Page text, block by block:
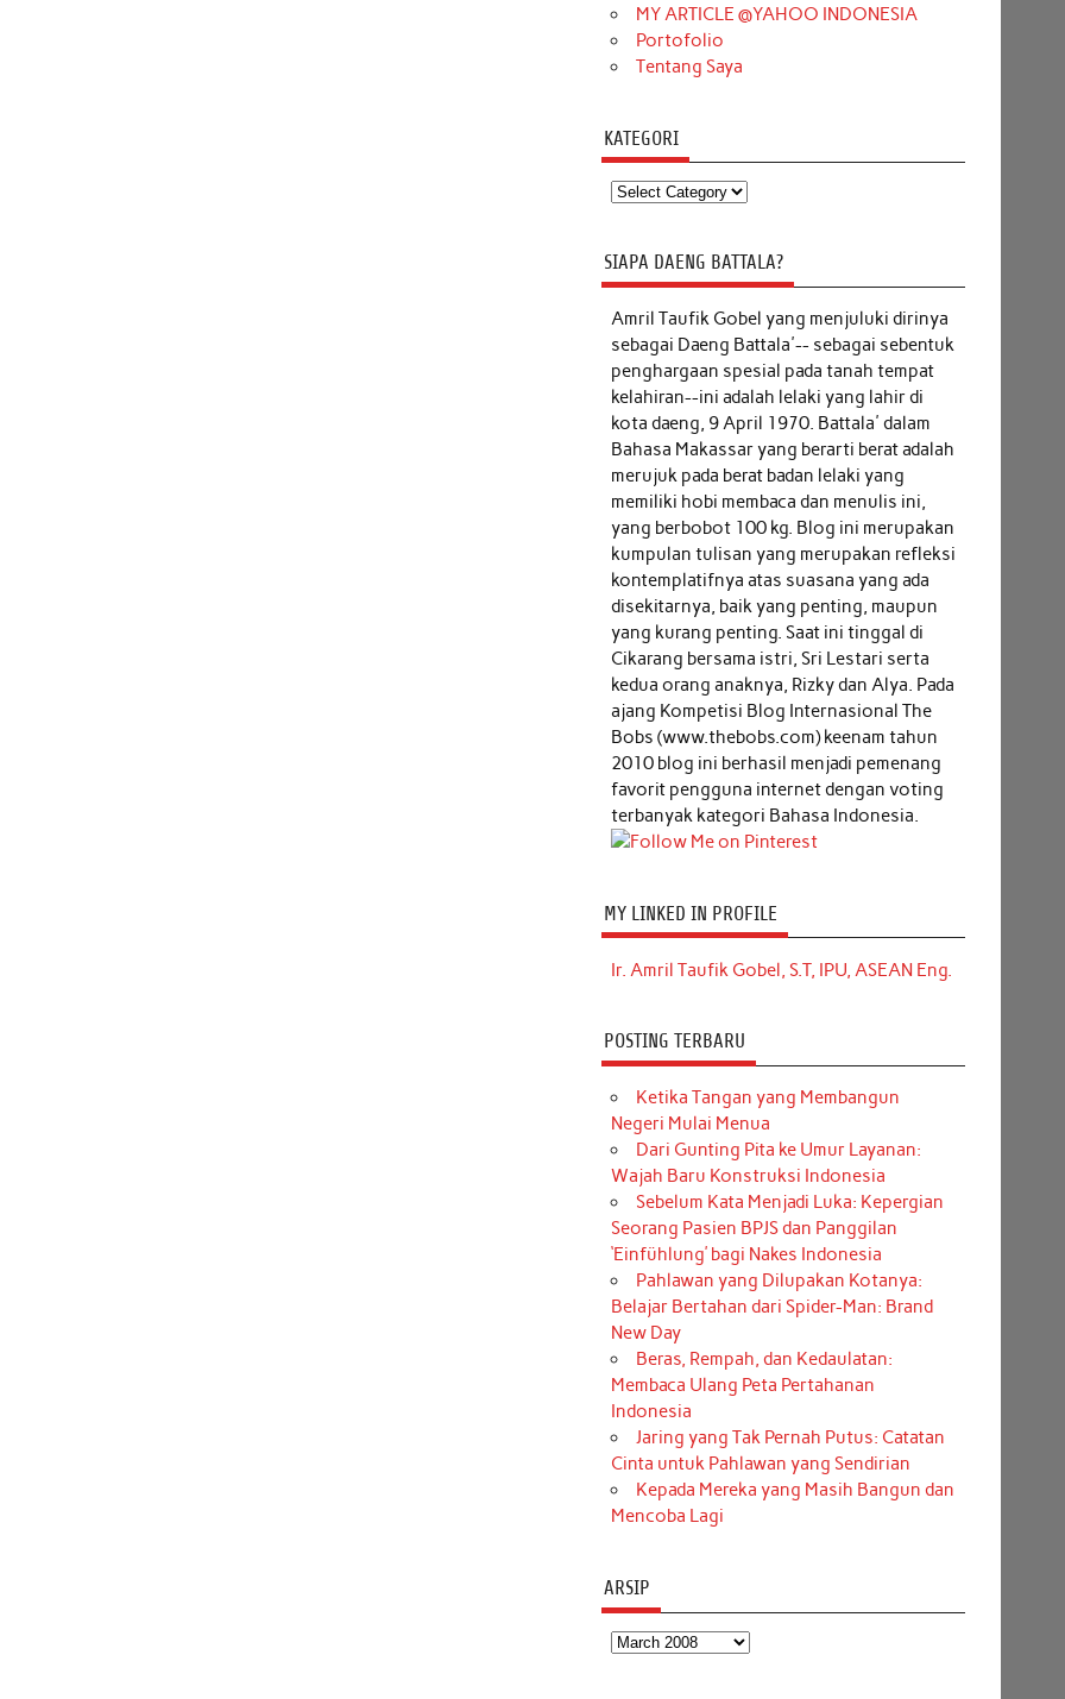
MY ARTICLE @YAHOO INDONESIA
Portofolio
Tentang Saya
KATEGORI
Kategori
SIAPA DAENG BATTALA?
Amril Taufik Gobel yang menjuluki dirinya
sebagai Daeng Battala'-- sebagai sebentuk
penghargaan spesial pada tanah tempat
kelahiran--ini adalah lelaki yang lahir di
kota daeng, 9 April 1970. Battala' dalam
Bahasa Makassar yang berarti berat adalah
merujuk pada berat badan lelaki yang
memiliki hobi membaca dan menulis ini,
yang berbobot 100 kg. Blog ini merupakan
kumpulan tulisan yang merupakan refleksi
kontemplatifnya atas suasana yang ada
disekitarnya, baik yang penting, maupun
yang kurang penting. Saat ini tinggal di
Cikarang bersama istri, Sri Lestari serta
kedua orang anaknya, Rizky dan Alya. Pada
ajang Kompetisi Blog Internasional The
Bobs (www.thebobs.com) keenam tahun
2010 blog ini berhasil menjadi pemenang
favorit pengguna internet dengan voting
terbanyak kategori Bahasa Indonesia.
MY LINKED IN PROFILE
Ir. Amril Taufik Gobel, S.T, IPU, ASEAN Eng.
POSTING TERBARU
Ketika Tangan yang Membangun
Negeri Mulai Menua
Dari Gunting Pita ke Umur Layanan:
Wajah Baru Konstruksi Indonesia
Sebelum Kata Menjadi Luka: Kepergian
Seorang Pasien BPJS dan Panggilan
‘Einfühlung’ bagi Nakes Indonesia
Pahlawan yang Dilupakan Kotanya:
Belajar Bertahan dari Spider-Man: Brand
New Day
Beras, Rempah, dan Kedaulatan:
Membaca Ulang Peta Pertahanan
Indonesia
Jaring yang Tak Pernah Putus: Catatan
Cinta untuk Pahlawan yang Sendirian
Kepada Mereka yang Masih Bangun dan
Mencoba Lagi
ARSIP
Arsip